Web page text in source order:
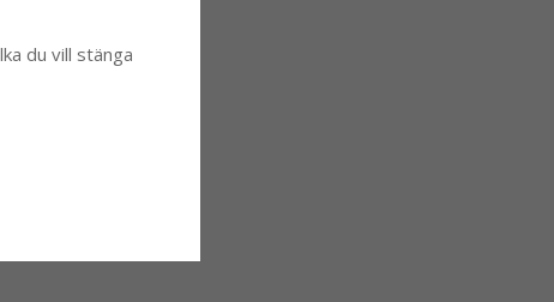
du vill stänga